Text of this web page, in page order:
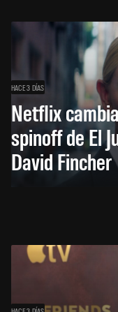
HACE 3 DÍAS
Netflix
spinoff de El
David Fincher